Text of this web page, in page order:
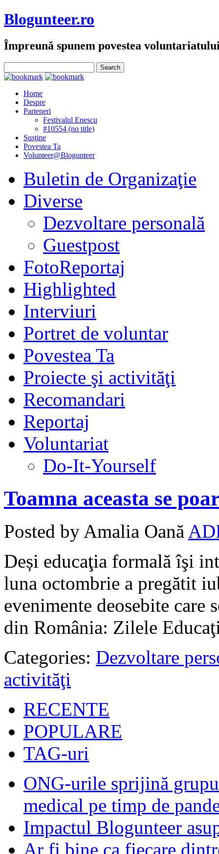
Blogunteer.ro
Împreună spunem povestea
Home
Despre
Parteneri
Festivalul Enescu
#10554 (no title)
Susţine
Povestea Ta
Volunteer@Blogunteer
Buletin de Organizaţie
Diverse
Dezvoltare personală
Guestpost
FotoReportaj
Highlighted
Interviuri
Portret de voluntar
Povestea Ta
Proiecte şi activităţi
Recomandari
Reportaj
Voluntariat
Do-It-Yourself
Toamna aceasta se
Posted by Amalia Oană
Deși educaţia formală îşi
luna octombrie a pregătit
evenimente deosebite care
din România: Zilele
Categories: Dezvoltare
activităţi
RECENTE
POPULARE
TAG-uri
ONG-urile sprijină
medical pe timp de
Impactul Blogunteer
Ar fi bine ca fiecare